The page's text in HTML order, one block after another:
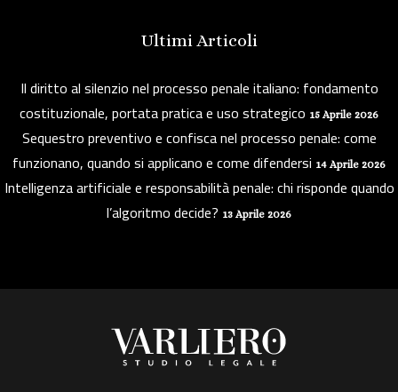
Ultimi Articoli
Il diritto al silenzio nel processo penale italiano: fondamento
costituzionale, portata pratica e uso strategico 15 Aprile 2026
Sequestro preventivo e confisca nel processo penale: come
funzionano, quando si applicano e come difendersi 14 Aprile 2026
Intelligenza artificiale e responsabilità penale: chi risponde quando
l’algoritmo decide? 13 Aprile 2026